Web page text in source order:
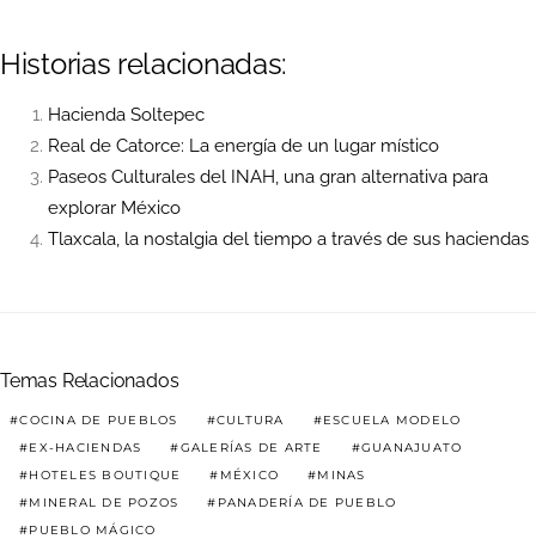
Historias relacionadas:
Hacienda Soltepec
Real de Catorce: La energía de un lugar místico
Paseos Culturales del INAH, una gran alternativa para
explorar México
Tlaxcala, la nostalgia del tiempo a través de sus haciendas
Temas Relacionados
COCINA DE PUEBLOS CULTURA
ESCUELA MODELO
EX-HACIENDAS
GALERÍAS DE ARTE
GUANAJUATO
HOTELES BOUTIQUE
MÉXICO
MINAS
MINERAL DE POZOS
PANADERÍA DE PUEBLO
PUEBLO MÁGICO